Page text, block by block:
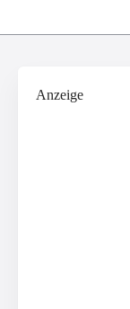
Anzeige